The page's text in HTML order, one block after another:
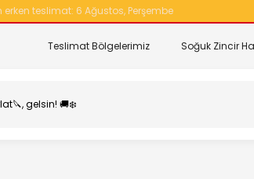
erken teslimat: 6 Ağustos, Perşembe
Teslimat Bölgelerimiz Soğuk Zincir